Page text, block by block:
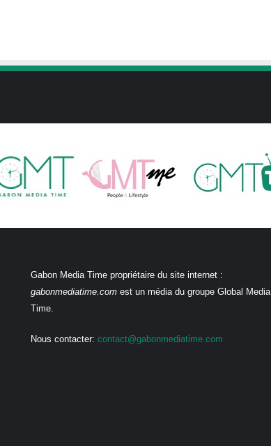
Gabon Media Time propriétaire du site internet :
gabonmediatime.comest un média du groupe Global Media
Time.
Nous contacter: contact@gabonmediatime.com